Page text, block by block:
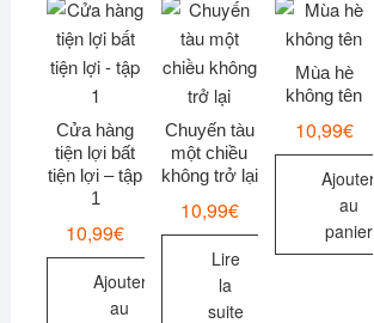
Cửa hàng
tiện lợi bất
tiện lợi – tập
1
10,99€
Ajouter
au
Chuyến tàu
một chiều
không trở lại
10,99€
Lire
la
suite
Mùa hè
không tên
10,99€
Ajouter
au
panier